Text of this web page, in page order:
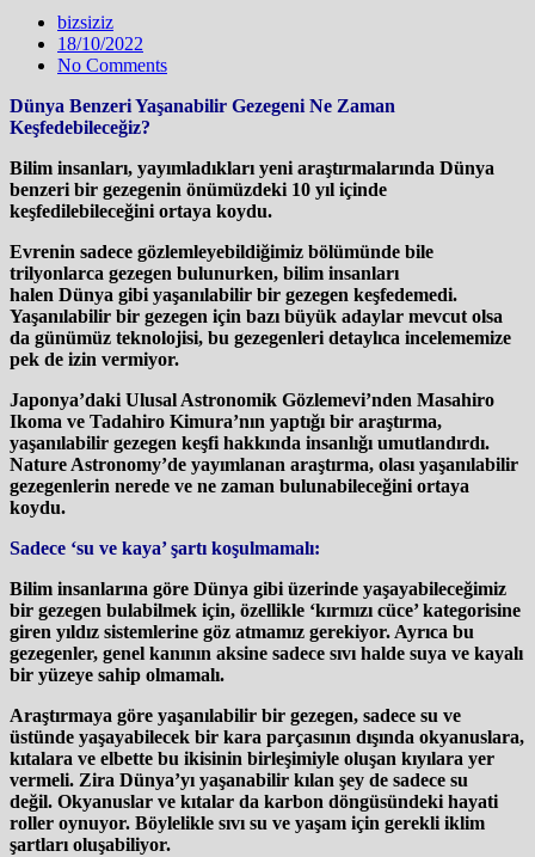
bizsiziz
18/10/2022
No Comments
Dünya Benzeri Yaşanabilir Gezegeni Ne Zaman
Keşfedebileceğiz?
Bilim insanları, yayımladıkları yeni araştırmalarında Dünya
benzeri bir gezegenin önümüzdeki 10 yıl içinde
keşfedilebileceğini ortaya koydu.
Evrenin sadece gözlemleyebildiğimiz bölümünde bile
trilyonlarca gezegen bulunurken, bilim insanları
halen Dünya gibi yaşanılabilir bir gezegen keşfedemedi.
Yaşanılabilir bir gezegen için bazı büyük adaylar mevcut olsa
da günümüz teknolojisi, bu gezegenleri detaylıca incelememize
pek de izin vermiyor.
Japonya’daki Ulusal Astronomik Gözlemevi’nden Masahiro
Ikoma ve Tadahiro Kimura’nın yaptığı bir araştırma,
yaşanılabilir gezegen keşfi hakkında insanlığı umutlandırdı.
Nature Astronomy’de yayımlanan araştırma, olası yaşanılabilir
gezegenlerin nerede ve ne zaman bulunabileceğini ortaya
koydu.
Sadece ‘su ve kaya’ şartı koşulmamalı:
Bilim insanlarına göre Dünya gibi üzerinde yaşayabileceğimiz
bir gezegen bulabilmek için, özellikle ‘kırmızı cüce’ kategorisine
giren yıldız sistemlerine göz atmamız gerekiyor. Ayrıca bu
gezegenler, genel kanının aksine sadece sıvı halde suya ve kayalı
bir yüzeye sahip olmamalı.
Araştırmaya göre yaşanılabilir bir gezegen, sadece su ve
üstünde yaşayabilecek bir kara parçasının dışında okyanuslara,
kıtalara ve elbette bu ikisinin birleşimiyle oluşan kıyılara yer
vermeli. Zira Dünya’yı yaşanabilir kılan şey de sadece su
değil. Okyanuslar ve kıtalar da karbon döngüsündeki hayati
roller oynuyor. Böylelikle sıvı su ve yaşam için gerekli iklim
şartları oluşabiliyor.